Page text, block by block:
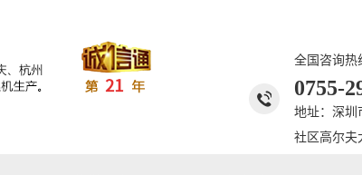
全国咨询热
0755-
地址：深圳
社区高尔夫